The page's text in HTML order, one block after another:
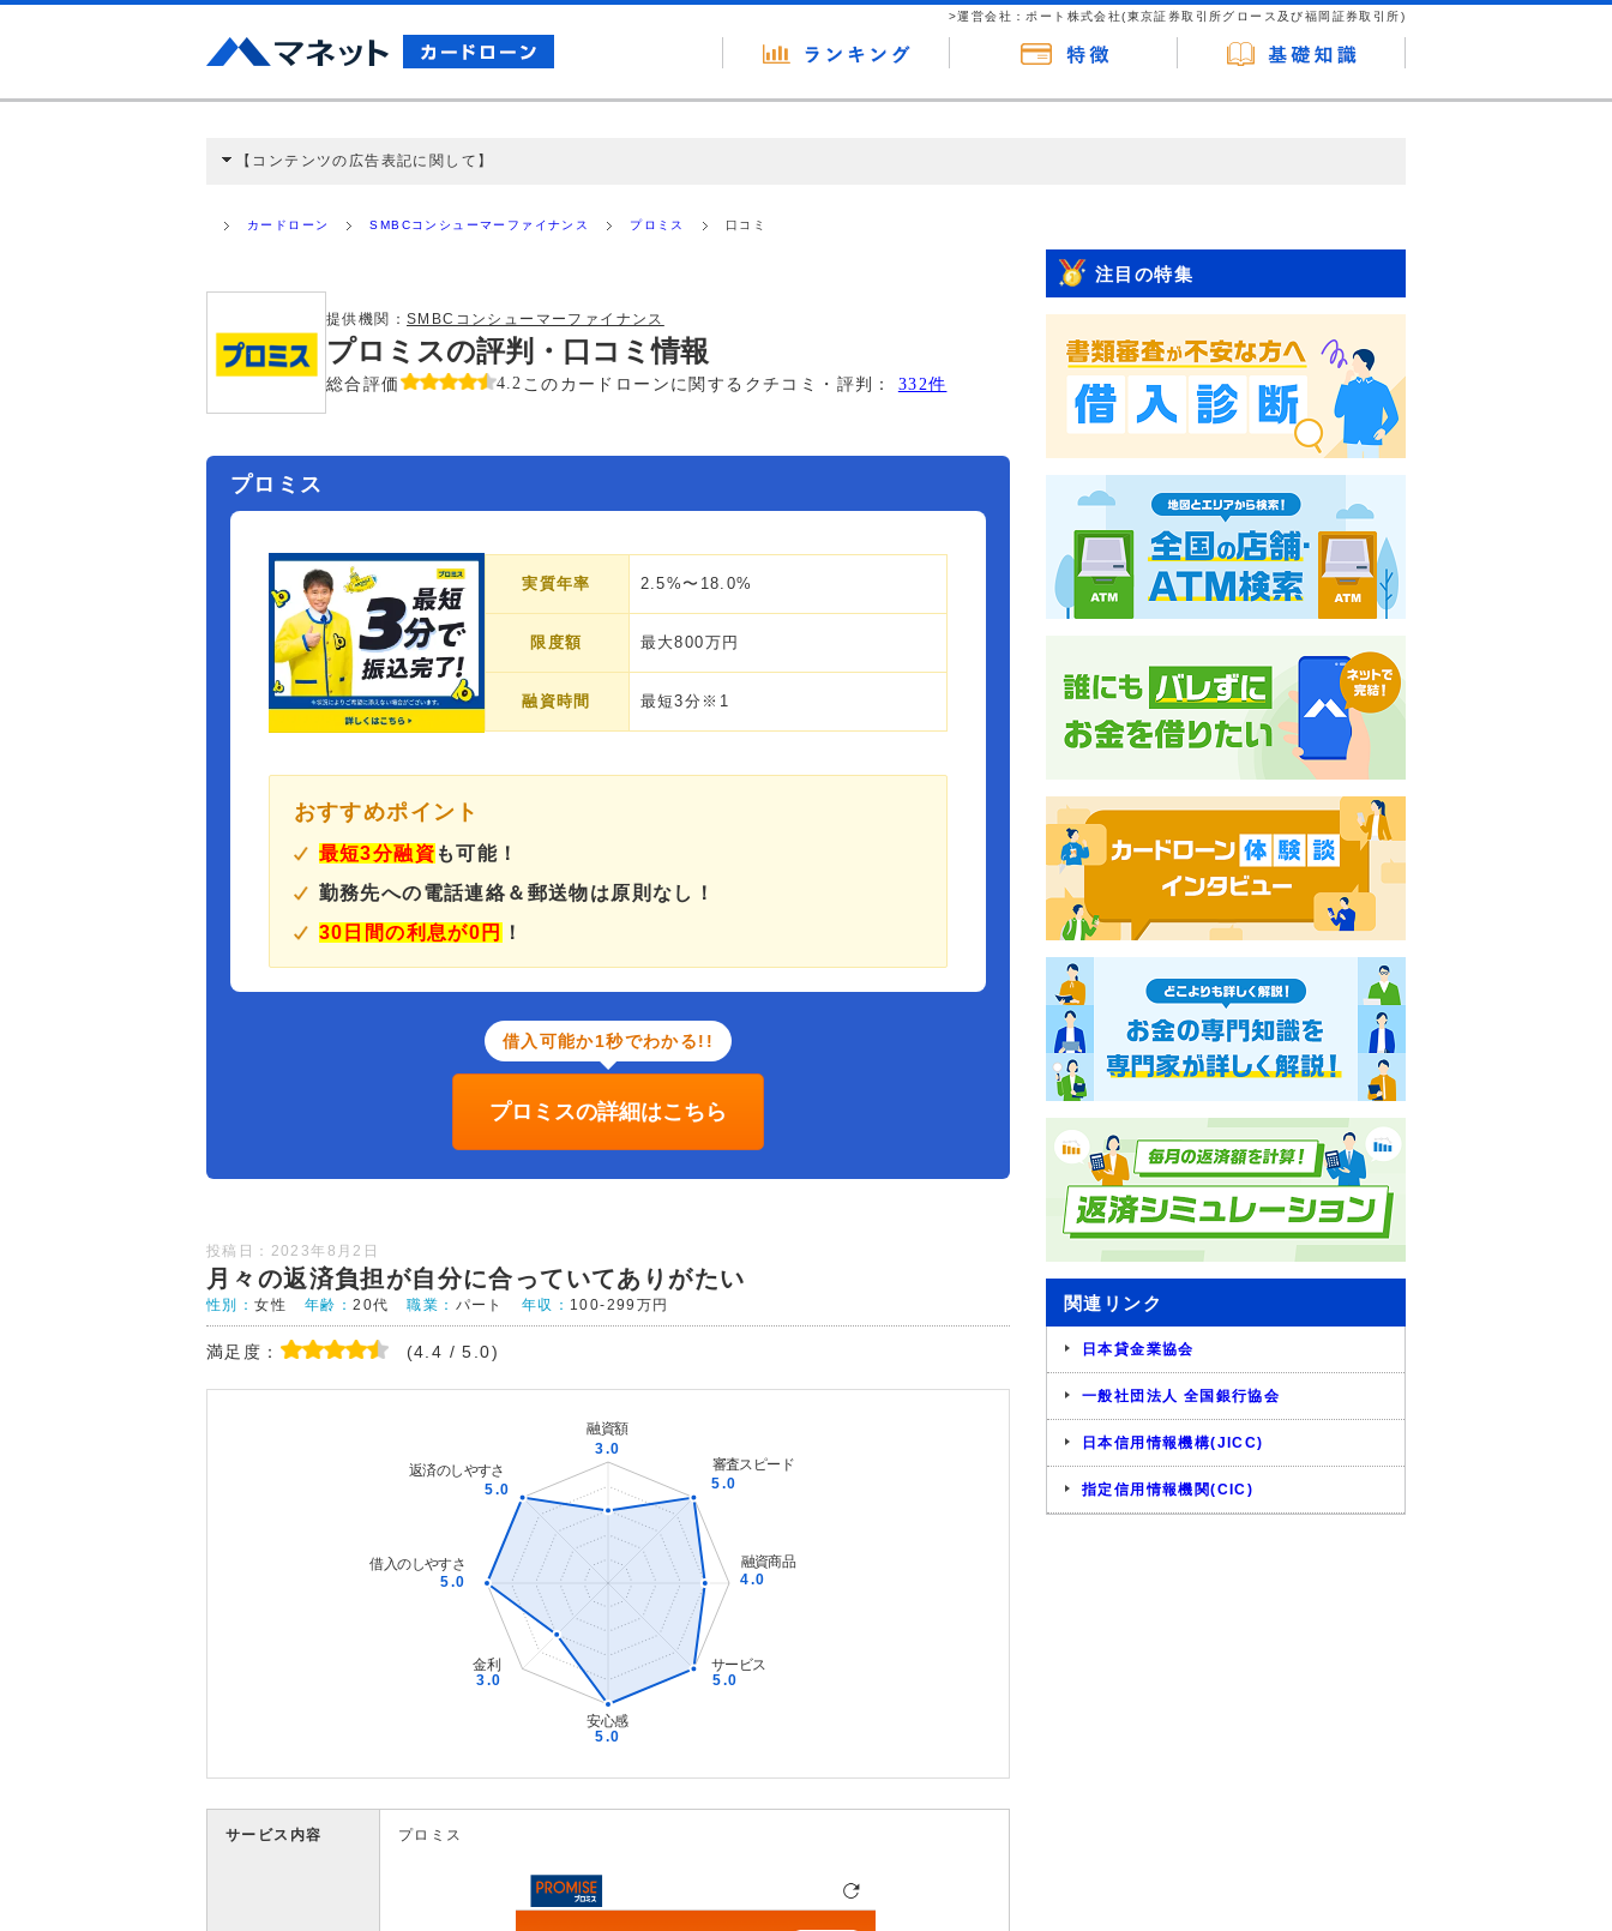
>運営会社：ポート株式会社(東京証券取引所グロース及び福岡証券取引所)
【コンテンツの広告表記に関して】
ミ収集などに基づき、公平性を担保した情報提供を行っています。
カードローン SMBCコンシューマーファイナンス プロミス 口コミ
提供機関： SMBCコンシューマーファイナンス
プロミスの評判・口コミ情報
総合評価 4.2 このカードローンに関するクチコミ・評判： 332件
プロミス
実質年率 2.5%〜18.0%
限度額 最大800万円
融資時間 最短3分※1
おすすめポイント
最短3分融資 も可能！
勤務先への電話連絡＆郵送物は原則なし！
30日間の利息が0円
！
借入可能か1秒でわかる!!
プロミスの詳細はこちら
投稿日：2023年8月2日
月々の返済負担が自分に合っていてありがたい
性別：女性 年齢：20代 職業： パート 年収： 100-299万円
満足度： (4.4 / 5.0)
サービス内容 プロミス
注目の特集
関連リンク
日本貸金業協会
一般社団法人 全国銀行協会
日本信用情報機構(JICC)
指定信用情報機関(CIC)